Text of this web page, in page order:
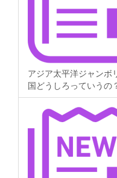
アジア太平洋ジャンボ
国どうしろっていうの